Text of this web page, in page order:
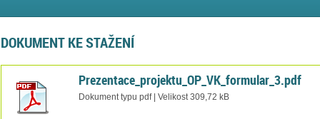
DOKUMENT KE STAŽENÍ
Prezentace_projektu_OP_VK_formular_3.pdf
Dokument typu pdf | Velikost 309,72 kB